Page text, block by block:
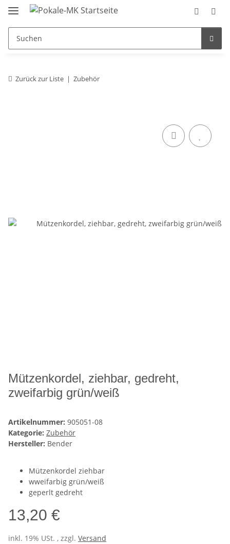
Zurück zur Liste Zubehör
Mützenkordel, ziehbar, gedreht,
zweifarbig grün/weiß
Artikelnummer: 905051-08
Kategorie: Zubehör
Hersteller: Bender
Mützenkordel ziehbar
wweifarbig grün/weiß
geperlt gedreht
13,20 €
inkl. 19% USt. , zzgl. Versand